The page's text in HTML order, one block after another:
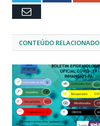
Email
CONTEÚDO RELACIONADO